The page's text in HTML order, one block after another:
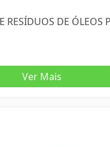
RESÍDUOS DE ÓLEOS
Ver Mais